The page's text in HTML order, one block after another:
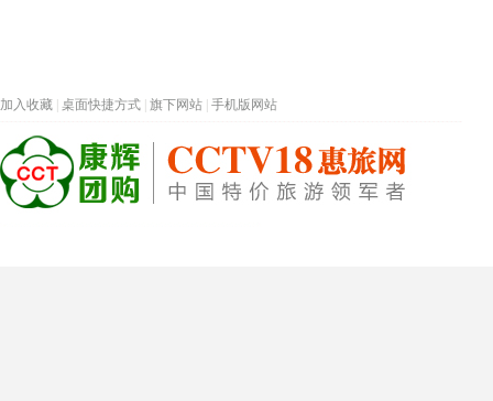
加入收藏 桌面快捷方式 旗下网站 手机版网站